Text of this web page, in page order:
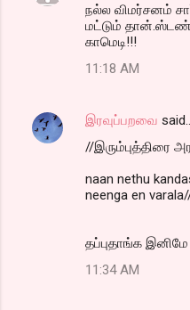
நல்ல விமர்சனம்
மட்டும்
காமெடி!!!
11:18 AM
இரவுப்பறவை said…
//இரும்புத்திரை
naan nethu
neenga en
தப்புதாங்க
11:34 AM